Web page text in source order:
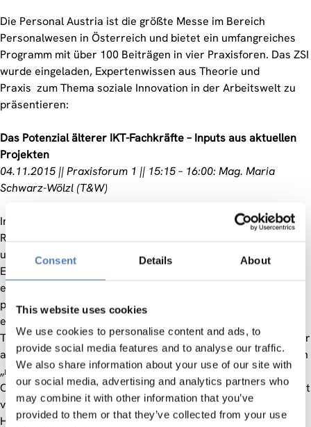
Consent Details About
This website uses cookies
We use cookies to personalise content and ads, to
provide social media features and to analyse our traffic.
We also share information about your use of our site with
our social media, advertising and analytics partners who
may combine it with other information that you’ve
provided to them or that they’ve collected from your use
Die Personal Austria ist die größte Messe im Bereich
Personalwesen in Österreich und bietet ein umfangreiches
Programm mit über 100 Beiträgen in vier Praxisforen. Das ZSI
wurde eingeladen, Expertenwissen aus Theorie und
Praxis zum Thema soziale Innovation in der Arbeitswelt zu
präsentieren:
Das Potenzial älterer IKT-Fachkräfte – Inputs aus aktuellen
Projekten
04.11.2015 || Praxisforum 1 || 15:15 – 16:00: Mag. Maria
Schwarz-Wölzl (T&W)
In den letzten Jahren kämpft Europa mit einer
Rekordarbeitslosigkeit; gleichzeitig leiden einige Sektoren
unter einem skill-shortage. Als Gegeninstrument forciert die
Europäische Kommission die geographische Mobilität, wobei
eher Jüngere als Ältere angesprochen sind und davon
profitieren. Besonders im IKT-Sektor wird seit Jahren ein
eklatanter Mangel an qualifizierten Fachkräften konstatiert.
Trotz freier Stellen stoßen ältere IKT-Fachkräfte nach wie vor
auf Barrieren, wenn sie sich geographisch und/oder beruflich
„mobilisieren“ möchten. Das aktuelle Projekt CAMEO –
Career Mobility of Europe’s Older Workforce will die Mobilität
von älteren IKT-Fachkräften stärken und beschäftigt sich mit
Herausforderungen und Mobilitätstrends im europäischen